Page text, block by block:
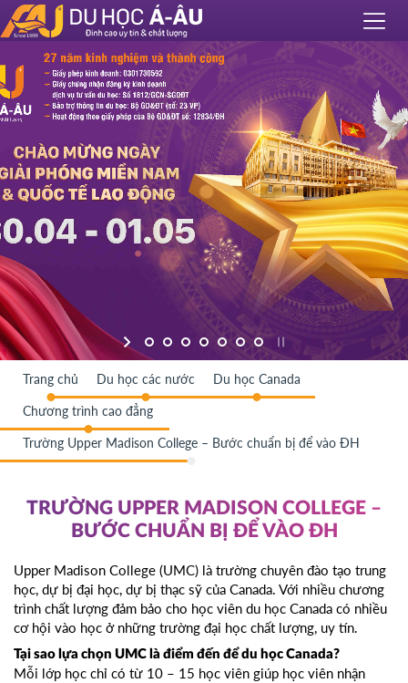
Trang chủ Du học các nước Du học Canada
Chương trình cao đẳng
Trường Upper Madison College – Bước chuẩn bị để vào ĐH
TRƯỜNG UPPER MADISON COLLEGE –
BƯỚC CHUẨN BỊ ĐỂ VÀO ĐH
Upper Madison College (UMC) là trường chuyên đào tạo trung
học, dự bị đại học, dự bị thạc sỹ của Canada. Với nhiều chương
trình chất lượng đảm bảo cho học viên du học Canada có nhiều
cơ hội vào học ở những trường đại học chất lượng, uy tín.
Tại sao lựa chọn UMC là điểm đến để du học Canada?
Mỗi lớp học chỉ có từ 10 – 15 học viên giúp học viên nhận